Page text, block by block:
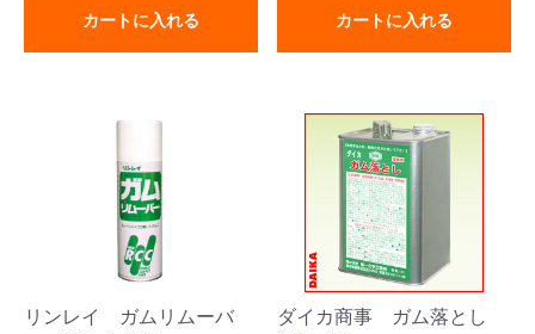
カートに入れる カートに入れる
リンレイ ガムリムーバ
ダイカ商事 ガム落とし